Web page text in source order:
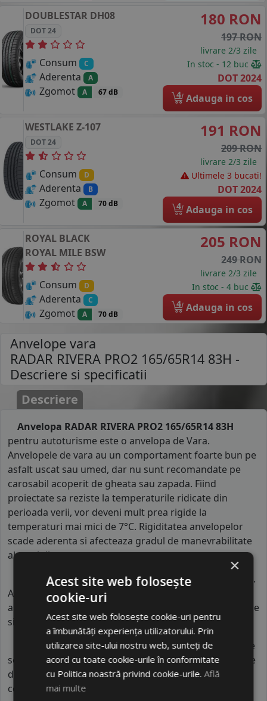
DOUBLESTAR DH08
DOT 24
Consum C
Aderenta A
Zgomot A 67 dB
180 RON
197 RON
livrare 2/3 zile
In stoc - 12 buc
DOT 2024
4 Adauga in cos
WESTLAKE Z-107
DOT 24
Consum D
Aderenta B
Zgomot A 70 dB
191 RON
209 RON
livrare 2/3 zile
Ultimele 3 bucati!
DOT 2024
4 Adauga in cos
ROYAL BLACK
ROYAL MILE BSW
Consum D
Aderenta C
Zgomot A 70 dB
205 RON
249 RON
livrare 2/3 zile
In stoc - 4 buc
4 Adauga in cos
Anvelope vara
RADAR RIVERA PRO2 165/65R14 83H -
Descriere si specificatii
Descriere
Anvelopa RADAR RIVERA PRO2 165/65R14 83H
pentru autoturisme este o anvelopa de Vara.
Anvelopele de vara au un comportament foarte bun pe
asfalt uscat sau umed, dar nu sunt recomandate pe
carosabil acoperit de gheata sau zapada. Fiind
proiectate sa reziste la temperaturile ridicate din
perioada verii, vor deveni mult prea rigide la
temperaturi mai mici de 7°C. Rigiditatea anvelopelor
scade aderenta si afecteaza gradul de manevrabilitate
al masinii..
Indicele de vitezaal anvelopei de varaRADAR este
.
Acest indice confirma ca anvelopa poate rula pe
autovehicule o viteza maxima de 210 km/h in conditii de
siguranta.
Indicele de sarcinaal anvelopei este83. Acest indice
semnifica faptul ca anvelopa poate rula cu o capacitate
de incarcare maxima de 487 kg pe fiecare roata in
conditii de siguranta.
×
Acest site web folosește
cookie-uri
Acest site web folosește cookie-uri pentru
a îmbunătăți experiența utilizatorului. Prin
utilizarea site-ului nostru web, sunteți de
acord cu toate cookie-urile în conformitate
cu Politica noastră privind cookie-urile.Află
mai multe